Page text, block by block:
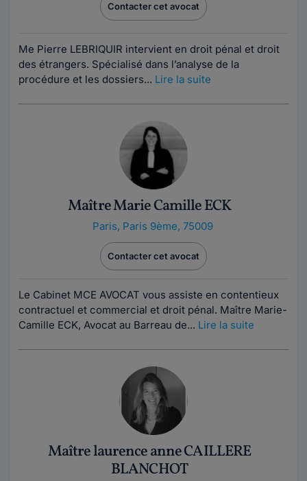
Contacter cet avocat
Me Pierre LEBRIQUIR intervient en droit pénal et droit
des étrangers. Spécialisé dans l’analyse de la
procédure et les dossiers... Lire la suite
Maître Marie Camille ECK
Paris, Paris 9ème, 75009
Contacter cet avocat
Le Cabinet MCE AVOCAT vous assiste en contentieux
contractuel et commercial et droit pénal. Maître Marie-
Camille ECK, Avocat au Barreau de... Lire la suite
Maître laurence anne CAILLERE
BLANCHOT